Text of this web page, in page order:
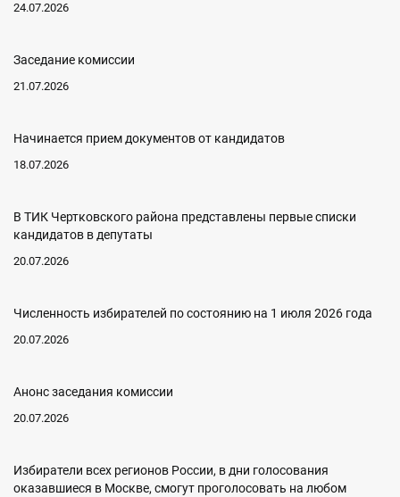
24.07.2026
Заседание комиссии
21.07.2026
Начинается прием документов от кандидатов
18.07.2026
В ТИК Чертковского района представлены первые списки
кандидатов в депутаты
20.07.2026
Численность избирателей по состоянию на 1 июля 2026 года
20.07.2026
Анонс заседания комиссии
20.07.2026
Избиратели всех регионов России, в дни голосования
оказавшиеся в Москве, смогут проголосовать на любом